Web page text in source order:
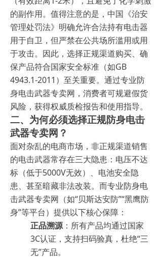
的副作用。值得注意的是，中国《治安
管理处罚法》明确允许合法持有电击器
用于自卫，但严禁在公共场所滥用或用
于攻击。因此，选择正规渠道购买、确
保产品符合国家安全标准（如GB
4943.1-2011）至关重要。通过专业防
身电击武器专卖网，消费者可规避假货
风险，获得权威质检报告和使用指导。
二、为何必须选择正规防身电击
武器专卖网？
面对杂乱的电商市场，非正规渠道销售
的电击武器常存在三大隐患：电压不达
标（低于5000V无效）、电池安全隐
患、甚至暗藏非法改装。而专业防身电
击武器专卖网（如“贝斯达安防”“黑鹰防
身”等平台）提供以下核心保障：
正品溯源：所有产品均通过国家
3C认证，支持扫码验真，杜绝“三
无”产品。